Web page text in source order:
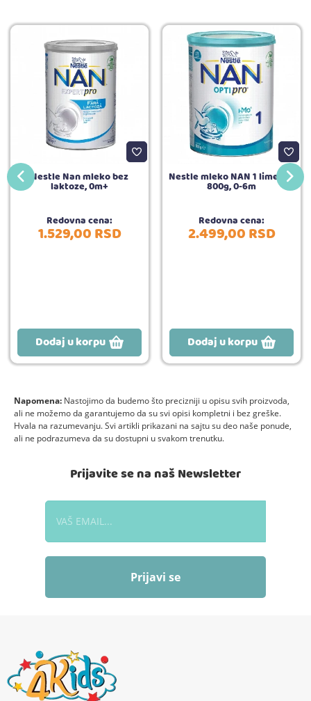
Nestle Nan mleko bez
laktoze, 0m+
Redovna cena:
1.529,00RSD
Dodaj u korpu
Nestle mleko NAN 1 limenka
800g, 0-6m
Redovna cena:
2.499,00RSD
Dodaj u korpu
Napomena: Nastojimo da budemo što precizniji u opisu svih proizvoda,
ali ne možemo da garantujemo da su svi opisi kompletni i bez greške.
Hvala na razumevanju. Svi artikli prikazani na sajtu su deo naše ponude,
ali ne podrazumeva da su dostupni u svakom trenutku.
Prijavite se na naš Newsletter
Prijavi se